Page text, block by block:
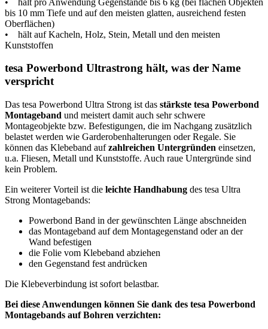
bis 10 mm Tiefe und auf den meisten glatten, ausreichend festen
Oberflächen)
• hält auf Kacheln, Holz, Stein, Metall und den meisten
Kunststoffen
tesa Powerbond Ultrastrong hält, was der Name
verspricht
Das tesa Powerbond Ultra Strong ist das stärkste tesa Powerbond
Montageband und meistert damit auch sehr schwere
Montageobjekte bzw. Befestigungen, die im Nachgang zusätzlich
belastet werden wie Garderobenhalterungen oder Regale. Sie
können das Klebeband aufzahlreichen Untergründen einsetzen,
u.a. Fliesen, Metall und Kunststoffe. Auch raue Untergründe sind
kein Problem.
Ein weiterer Vorteil ist die leichte Handhabung des tesa Ultra
Strong Montagebands:
Powerbond Band in der gewünschten Länge abschneiden
das Montageband auf dem Montagegenstand oder an der
Wand befestigen
die Folie vom Klebeband abziehen
den Gegenstand fest andrücken
Die Klebeverbindung ist sofort belastbar.
Bei diese Anwendungen können Sie dank des tesa Powerbond
Montagebands auf Bohren verzichten: